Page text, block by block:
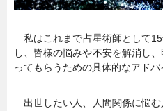
私はこれまで占星術師として
し、皆様の悩みや不安を解消し
ってもらうための具体的なアドバ
出世したい人、人間関係に悩